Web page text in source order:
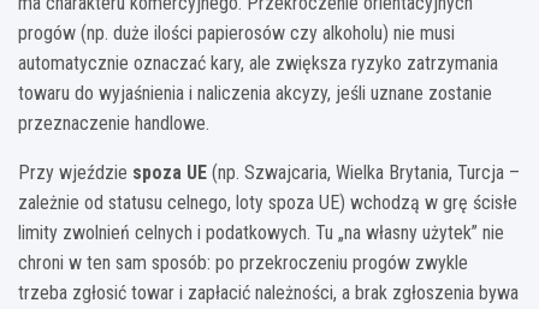
progów (np. duże ilości papierosów czy alkoholu) nie musi
automatycznie oznaczać kary, ale zwiększa ryzyko zatrzymania
towaru do wyjaśnienia i naliczenia akcyzy, jeśli uznane zostanie
przeznaczenie handlowe.
Przy wjeździe spoza UE (np. Szwajcaria, Wielka Brytania, Turcja –
zależnie od statusu celnego, loty spoza UE) wchodzą w grę ścisłe
limity zwolnień celnych i podatkowych. Tu „na własny użytek” nie
chroni w ten sam sposób: po przekroczeniu progów zwykle
trzeba zgłosić towar i zapłacić należności, a brak zgłoszenia bywa